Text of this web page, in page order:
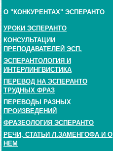
О "КОНКУРЕНТАХ" ЭСПЕРАНТО
УРОКИ ЭСПЕРАНТО
КОНСУЛЬТАЦИИ
ПРЕПОДАВАТЕЛЕЙ ЭСП.
ЭСПЕРАНТОЛОГИЯ И
ИНТЕРЛИНГВИСТИКА
ПЕРЕВОД НА ЭСПЕРАНТО
ТРУДНЫХ ФРАЗ
ПЕРЕВОДЫ РАЗНЫХ
ПРОИЗВЕДЕНИЙ
ФРАЗЕОЛОГИЯ ЭСПЕРАНТО
РЕЧИ, СТАТЬИ Л.ЗАМЕНГОФА И О
НЕМ